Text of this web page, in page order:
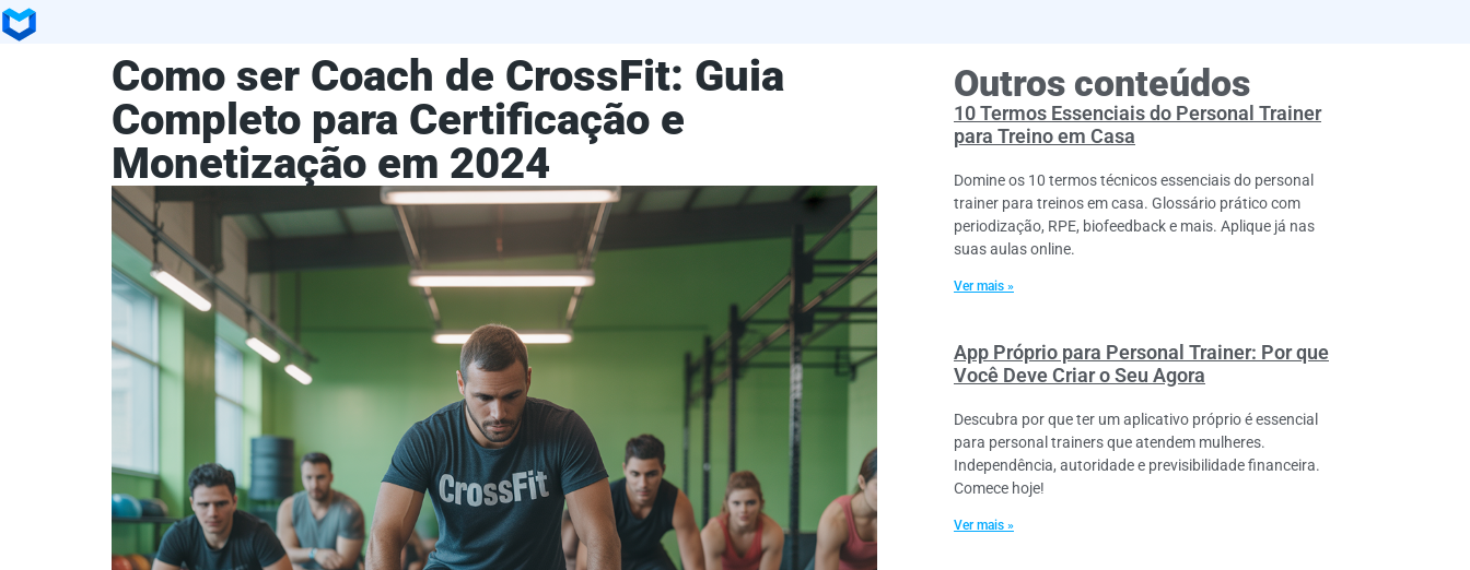
Como ser Coach de CrossFit: Guia
Completo para Certificação e
Monetização em 2024
Outros conteúdos
10 Termos Essenciais do Personal Trainer
para Treino em Casa
Domine os 10 termos técnicos essenciais do personal
trainer para treinos em casa. Glossário prático com
periodização, RPE, biofeedback e mais. Aplique já nas
suas aulas online.
Ver mais »
App Próprio para Personal Trainer: Por que
Você Deve Criar o Seu Agora
Descubra por que ter um aplicativo próprio é essencial
para personal trainers que atendem mulheres.
Independência, autoridade e previsibilidade financeira.
Comece hoje!
Ver mais »